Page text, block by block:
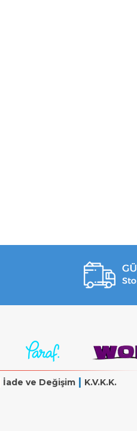
İade ve Değişim| K.V.K.K.